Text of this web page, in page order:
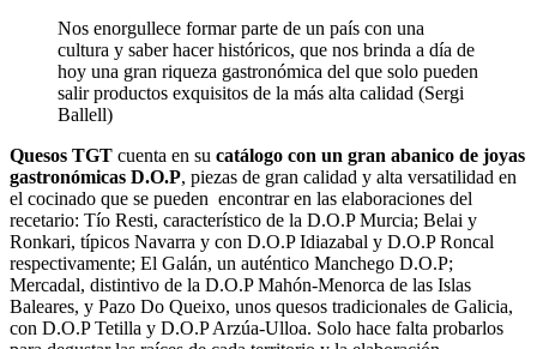
Nos enorgullece formar parte de un país con una
cultura y saber hacer históricos, que nos brinda a día de
hoy una gran riqueza gastronómica del que solo pueden
salir productos exquisitos de la más alta calidad (Sergi
Ballell)
Quesos TGT cuenta en su catálogo con un gran abanico de joyas
gastronómicas D.O.P, piezas de gran calidad y alta versatilidad en
el cocinado que se pueden encontrar en las elaboraciones del
recetario: Tío Resti, característico de la D.O.P Murcia; Belai y
Ronkari, típicos Navarra y con D.O.P Idiazabal y D.O.P Roncal
respectivamente; El Galán, un auténtico Manchego D.O.P;
Mercadal, distintivo de la D.O.P Mahón-Menorca de las Islas
Baleares, y Pazo Do Queixo, unos quesos tradicionales de Galicia,
con D.O.P Tetilla y D.O.P Arzúa-Ulloa. Solo hace falta probarlos